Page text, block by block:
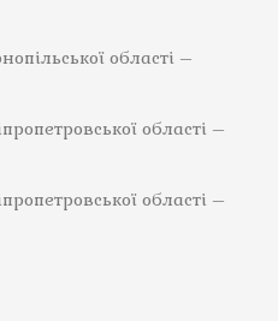
області –
області –
області –